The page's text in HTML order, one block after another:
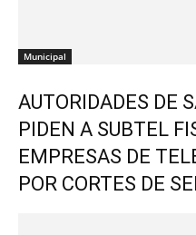
Municipal
AUTORIDADES DE
PIDEN A SUBTEL
EMPRESAS DE
POR CORTES DE